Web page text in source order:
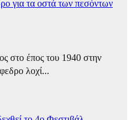
για τα οστά των πεσόντων
στο έπος του 1940 στην
λοχί...